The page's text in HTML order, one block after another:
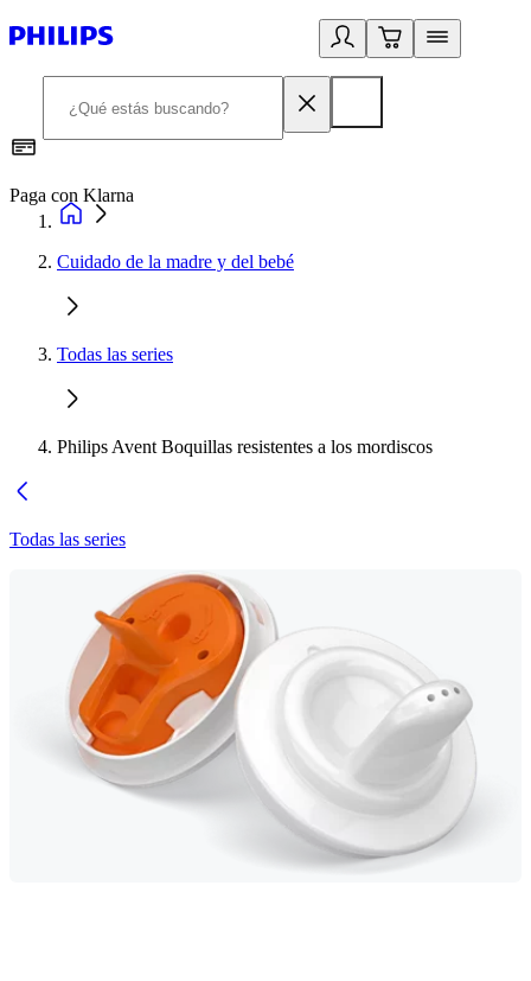
Paga con Klarna
Cuidado de la madre y del bebé
Todas las series
Philips Avent Boquillas resistentes a los mordiscos
Todas las series